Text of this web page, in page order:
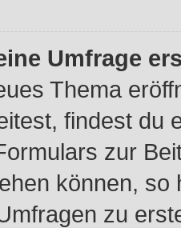
Umfrage
Thema
findest du
zur
können,
zu